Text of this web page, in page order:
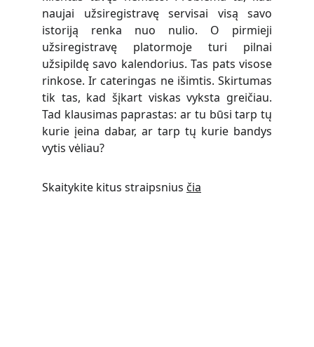
naujai užsiregistravę servisai visą savo
istoriją renka nuo nulio. O pirmieji
užsiregistravę platormoje turi pilnai
užsipildę savo kalendorius. Tas pats visose
rinkose. Ir cateringas ne išimtis. Skirtumas
tik tas, kad šįkart viskas vyksta greičiau.
Tad klausimas paprastas: ar tu būsi tarp tų
kurie įeina dabar, ar tarp tų kurie bandys
vytis vėliau?
Skaitykite kitus straipsnius čia